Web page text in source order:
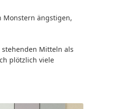
Monstern ängstigen,
Mitteln als
plötzlich viele